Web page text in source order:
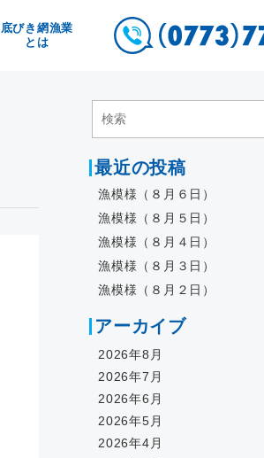
底びき網漁業
とは
最近の投稿
漁模様（８月６日）
漁模様（８月５日）
漁模様（８月４日）
漁模様（８月３日）
漁模様（８月２日）
アーカイブ
2026年8月
2026年7月
2026年6月
2026年5月
2026年4月